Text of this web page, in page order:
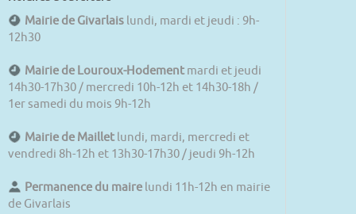
Mairie de Givarlais lundi, mardi et jeudi : 9h-
12h30
Mairie de Louroux-Hodement mardi et jeudi
14h30-17h30 / mercredi 10h-12h et 14h30-18h /
1er samedi du mois 9h-12h
Mairie de Maillet lundi, mardi, mercredi et
vendredi 8h-12h et 13h30-17h30 / jeudi 9h-12h
Permanence du maire lundi 11h-12h en mairie
de Givarlais